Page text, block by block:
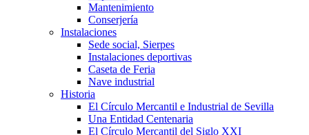
Mantenimiento
Conserjería
Instalaciones
Sede social, Sierpes
Instalaciones deportivas
Caseta de Feria
Nave industrial
Historia
El Círculo Mercantil e Industrial de Sevilla
Una Entidad Centenaria
El Círculo Mercantil del Siglo XXI